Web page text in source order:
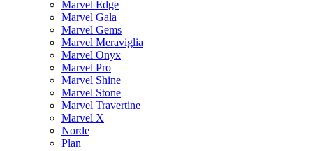
Marvel Edge
Marvel Gala
Marvel Gems
Marvel Meraviglia
Marvel Onyx
Marvel Pro
Marvel Shine
Marvel Stone
Marvel Travertine
Marvel X
Norde
Plan